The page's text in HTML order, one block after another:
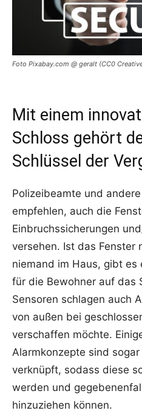
Foto Pixabay.com @ geralt (CC0
Mit einem
Schloss gehört
Schlüssel der
Polizeibeamte und
empfehlen, auch die
Einbruchssicherungen
versehen. Ist das Fenster
niemand im Haus, gibt es
für die Bewohner auf das
Sensoren schlagen auch
von außen bei
verschaffen möchte.
Alarmkonzepte sind
verknüpft, sodass diese
werden und
hinzuziehen können.